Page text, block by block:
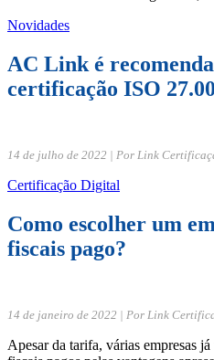
Novidades
AC Link é
certificação ISO
14 de julho de 2022 | Por Link
Certificação Digital
Como escolher um
fiscais pago?
14 de janeiro de 2022 | Por Link
Apesar da tarifa, várias empresas